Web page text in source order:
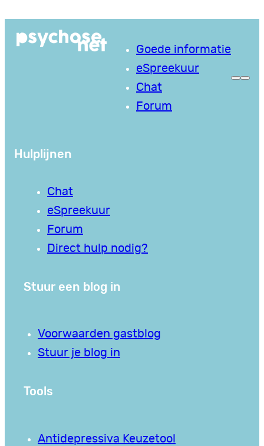
naar
Goede informatie
eSpreekuur
Chat
Forum
Hulplijnen
Chat
eSpreekuur
Forum
Direct hulp nodig?
Stuur een blog in
Voorwaarden gastblog
Stuur je blog in
Tools
Antidepressiva Keuzetool